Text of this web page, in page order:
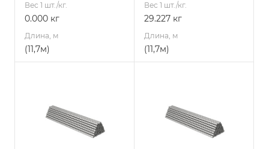
Вес 1 шт./кг.
0.000 кг
Длина, м
(11,7м)
Вес 1 шт./кг.
29.227 кг
Длина, м
(11,7м)